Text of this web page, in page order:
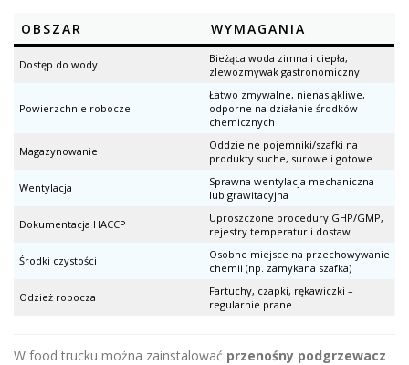
OBSZAR WYMAGANIA
Dostęp do wody
Bieżąca woda zimna i ciepła,
zlewozmywak gastronomiczny
Powierzchnie robocze
Łatwo zmywalne, nienasiąkliwe,
odporne na działanie środków
chemicznych
Magazynowanie
Oddzielne pojemniki/szafki na
produkty suche, surowe i gotowe
Wentylacja
Sprawna wentylacja mechaniczna
lub grawitacyjna
Dokumentacja HACCP
Uproszczone procedury GHP/GMP,
rejestry temperatur i dostaw
Środki czystości
Osobne miejsce na przechowywanie
chemii (np. zamykana szafka)
Odzież robocza
Fartuchy, czapki, rękawiczki –
regularnie prane
W food trucku można zainstalować przenośny podgrzewacz